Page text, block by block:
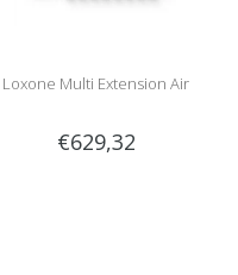
Loxone Multi Extension Air
€629,32